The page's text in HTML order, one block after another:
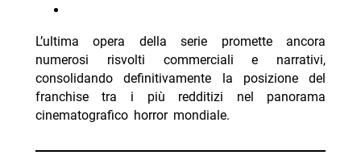
L’ultima opera della serie promette ancora
numerosi risvolti commerciali e narrativi,
consolidando definitivamente la posizione del
franchise tra i più redditizi nel panorama
cinematografico horror mondiale.